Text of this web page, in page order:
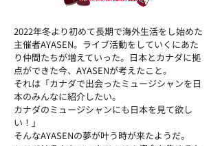
2022年冬より初めて長期で海外生活をし始めた
主催者AYASEN。ライブ活動をしていくにあた
り仲間たちが増えていった。日本とカナダに拠
点ができた今、AYASENが考えたこと。
それは「カナダで出会ったミュージシャンを日
本のみんなに紹介したい。
カナダのミュージシャンにも日本を見て欲し
い！」
そんなAYASENの夢が叶う時が来たようだ。